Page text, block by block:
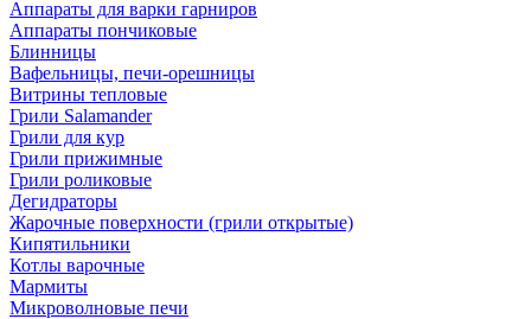
Аппараты для варки гарниров
Аппараты пончиковые
Блинницы
Вафельницы, печи-орешницы
Витрины тепловые
Грили Salamander
Грили для кур
Грили прижимные
Грили роликовые
Дегидраторы
Жарочные поверхности (грили открытые)
Кипятильники
Котлы варочные
Мармиты
Микроволновые печи